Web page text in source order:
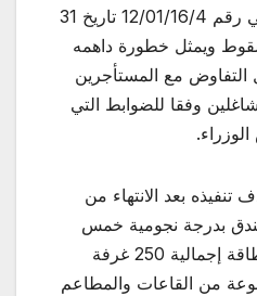
والصادر له رخص هدم كلي رقم 12/01/16/4 تاريخ 31
للسقوط ويمثل خطورة داهمه
التفاوض مع المستأجرين
وفقا للضوابط التي
بعد الانتهاء من
بدرجة نجومية خمس
نجوم Business Hotel بطاقة إجمالية 250 غرفة
من القاعات والمطاعم